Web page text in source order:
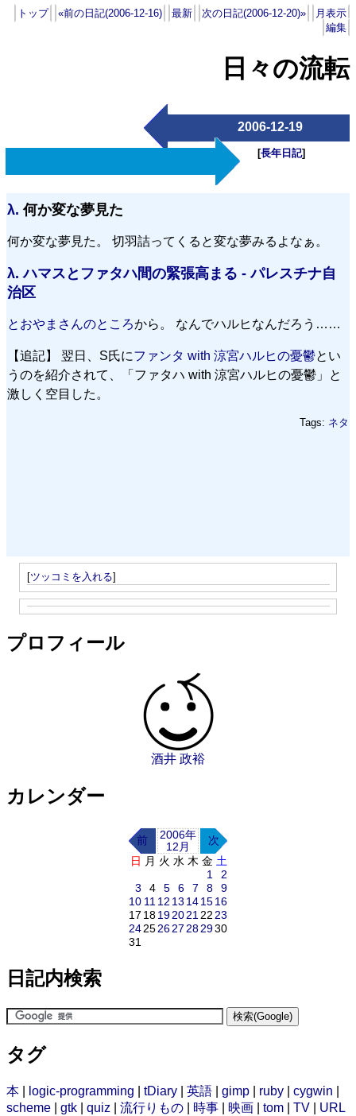
トップ «前の日記(2006-12-16) 最新 次の日記(2006-12-20)»
月表示
編集
日々の流転
2006-12-19
[長年日記]
λ. 何か変な夢見た
何か変な夢見た。 切羽詰ってくると変な夢みるよなぁ。
λ. ハマスとファタハ間の緊張高まる - パレスチナ自
治区
とおやまさんのところから。 なんでハルヒなんだろう……
【追記】 翌日、S氏にファンタ with 涼宮ハルヒの憂鬱とい
うのを紹介されて、「ファタハ with 涼宮ハルヒの憂鬱」と
激しく空目した。
Tags: ネタ
[ツッコミを入れる]
プロフィール
酒井 政裕
カレンダー
前
2006年
12月
次
日 月 火 水 木 金 土
1
2
3
4 5 6 7 8
9
10 11 12 13 141516
17 18192021 22 23
24252627 282930
31
日記内検索
タグ
本 logic-programming tDiary 英語 gimp ruby cygwin
scheme
gtk quiz 流行りもの 時事 映画 tom TV
URL